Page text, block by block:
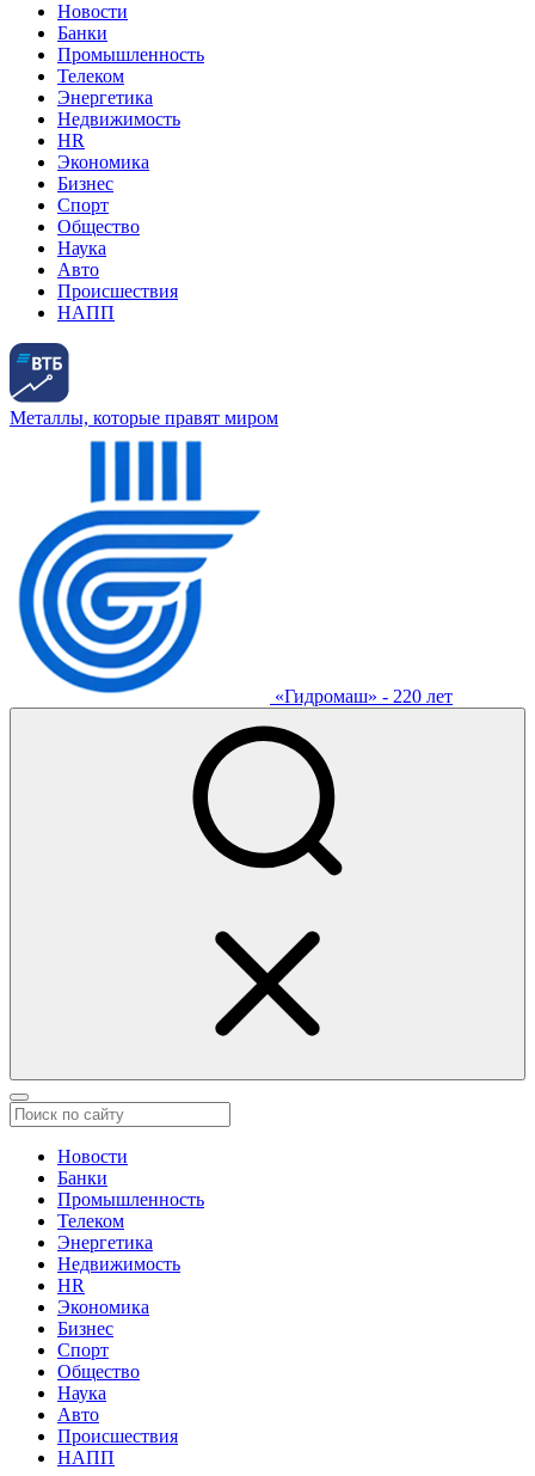
Новости
Банки
Промышленность
Телеком
Энергетика
Недвижимость
HR
Экономика
Бизнес
Спорт
Общество
Наука
Авто
Происшествия
НАПП
Металлы, которые правят миром
«Гидромаш» - 220 лет
Новости
Банки
Промышленность
Телеком
Энергетика
Недвижимость
HR
Экономика
Бизнес
Спорт
Общество
Наука
Авто
Происшествия
НАПП